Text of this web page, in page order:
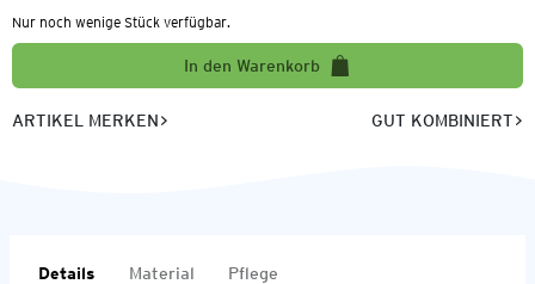
Nur noch wenige Stück verfügbar.
In den Warenkorb
ARTIKEL MERKEN GUT KOMBINIERT
Details Material Pflege